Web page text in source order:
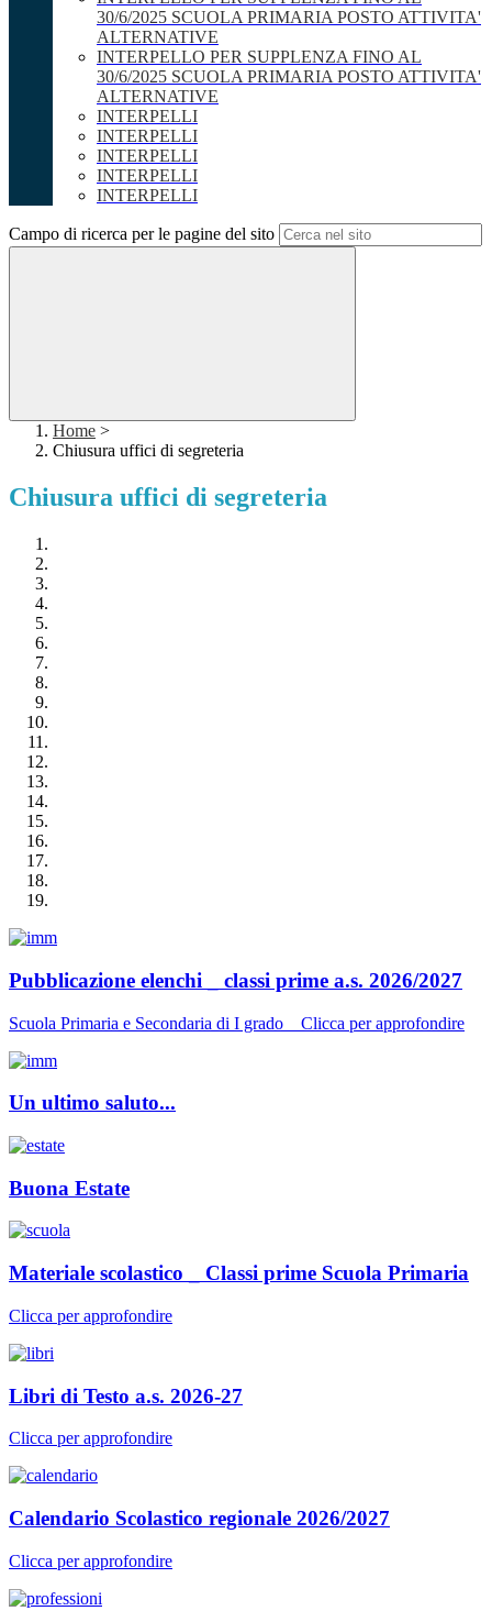
30/6/2025 SCUOLA PRIMARIA POSTO ATTIVITA'
ALTERNATIVE
INTERPELLO PER SUPPLENZA FINO AL
30/6/2025 SCUOLA PRIMARIA POSTO ATTIVITA'
ALTERNATIVE
INTERPELLI
INTERPELLI
INTERPELLI
INTERPELLI
INTERPELLI
Campo di ricerca per le pagine del sito
Home >
Chiusura uffici di segreteria
Chiusura uffici di segreteria
Pubblicazione elenchi _ classi prime a.s. 2026/2027
Scuola Primaria e Secondaria di I grado _ Clicca per approfondire
Un ultimo saluto...
Buona Estate
Materiale scolastico _ Classi prime Scuola Primaria
Clicca per approfondire
Libri di Testo a.s. 2026-27
Clicca per approfondire
Calendario Scolastico regionale 2026/2027
Clicca per approfondire